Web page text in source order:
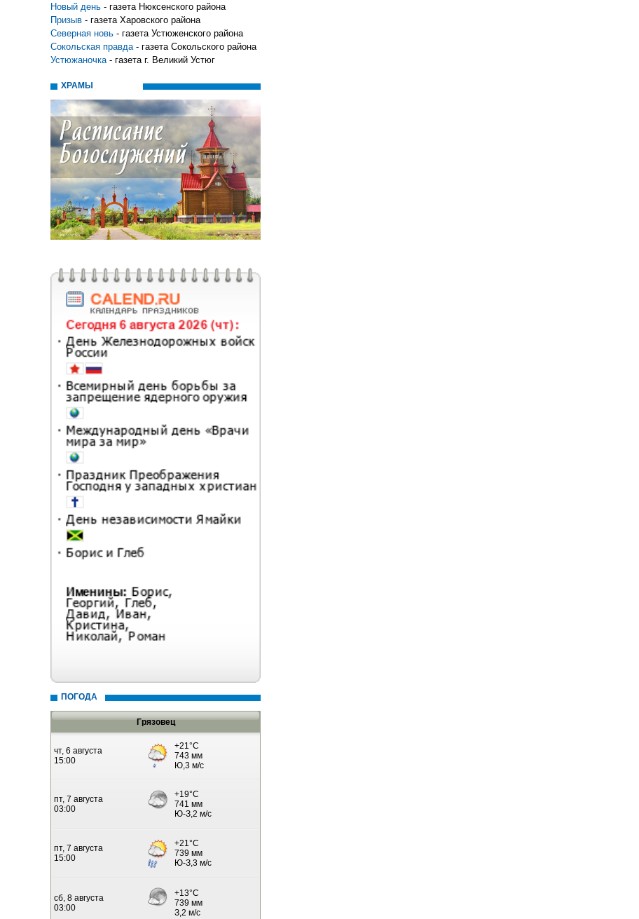
Новый день - газета Нюксенского района
Призыв - газета Харовского района
Северная новь - газета Устюженского района
Сокольская правда - газета Сокольского района
Устюжаночка - газета г. Великий Устюг
ХРАМЫ
ПОГОДА
Грязовец